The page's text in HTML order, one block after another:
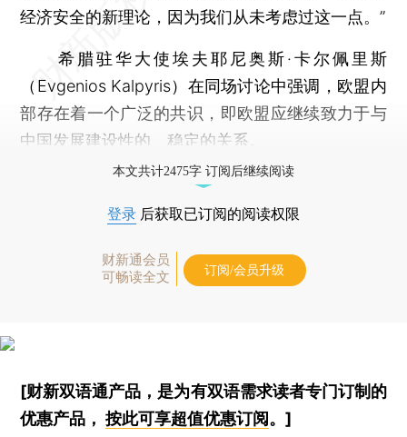
经济安全的新理论，因为我们从未考虑过这一点。”
希腊驻华大使埃夫耶尼奥斯·卡尔佩里斯
（Evgenios Kalpyris）在同场讨论中强调，欧盟内
部存在着一个广泛的共识，即欧盟应继续致力于与
中国发展建设性的、稳定的关系。
本文共计2475字 订阅后继续阅读
登录 后获取已订阅的阅读权限
财新通会员
可畅读全文
订阅/会员升级
[财新双语通产品，是为有双语需求读者专门订制的
优惠产品，按此可享超值优惠订阅。]